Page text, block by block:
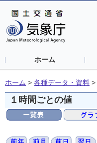
ホーム
ホーム > 各種データ・資料 >
１時間ごとの値